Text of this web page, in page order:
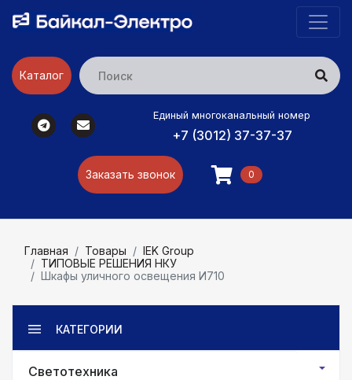
Каталог
Единый многоканальный номер
+7 (3012) 37-37-37
Заказать звонок 0
Главная Товары
IEK Group
ТИПОВЫЕ РЕШЕНИЯ НКУ
Шкафы уличного освещения И710
КАТЕГОРИИ
Светотехника